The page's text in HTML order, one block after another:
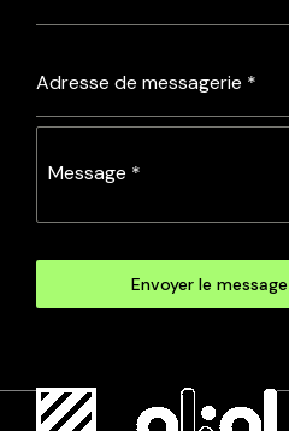
Adresse de messagerie *
Message *
Envoyer le message